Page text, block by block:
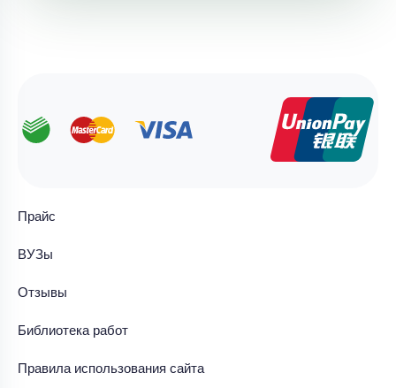
Прайс
ВУЗы
Отзывы
Библиотека работ
Правила использования сайта